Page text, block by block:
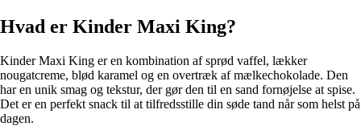
Hvad er Kinder Maxi King?
Kinder Maxi King er en kombination af sprød vaffel, lækker
nougatcreme, blød karamel og en overtræk af mælkechokolade. Den
har en unik smag og tekstur, der gør den til en sand fornøjelse at spise.
Det er en perfekt snack til at tilfredsstille din søde tand når som helst på
dagen.